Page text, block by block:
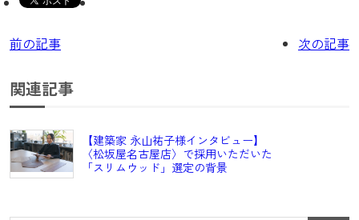
前の記事 次の記事
関連記事
【建築家 永山祐子様インタビュー】
〈松坂屋名古屋店〉で採用いただいた
「スリムウッド」選定の背景